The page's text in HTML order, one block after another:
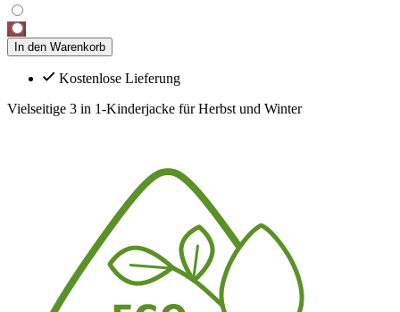
In den Warenkorb
Kostenlose Lieferung
Vielseitige 3 in 1-Kinderjacke für Herbst und Winter